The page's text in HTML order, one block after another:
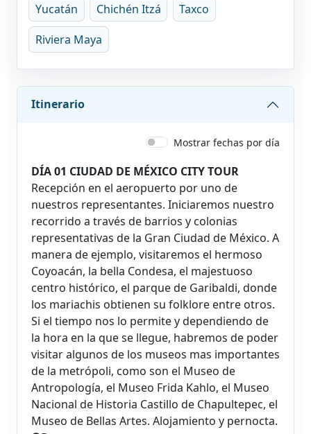
Yucatán Chichén Itzá Taxco
Riviera Maya
Itinerario
Mostrar fechas por día
DÍA 01 CIUDAD DE MÉXICO CITY TOUR
Recepción en el aeropuerto por uno de
nuestros representantes. Iniciaremos nuestro
recorrido a través de barrios y colonias
representativas de la Gran Ciudad de México. A
manera de ejemplo, visitaremos el hermoso
Coyoacán, la bella Condesa, el majestuoso
centro histórico, el parque de Garibaldi, donde
los mariachis obtienen su folklore entre otros.
Si el tiempo nos lo permite y dependiendo de
la hora en la que se llegue, habremos de poder
visitar algunos de los museos mas importantes
de la metrópoli, como son el Museo de
Antropología, el Museo Frida Kahlo, el Museo
Nacional de Historia Castillo de Chapultepec, el
Museo de Bellas Artes. Alojamiento y pernocta.